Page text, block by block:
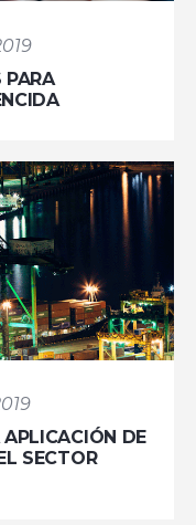
PARA
DE
SECTOR